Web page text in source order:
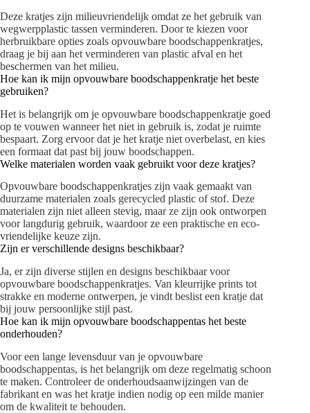
Deze kratjes zijn milieuvriendelijk omdat ze het gebruik van
wegwerpplastic tassen verminderen. Door te kiezen voor
herbruikbare opties zoals opvouwbare boodschappenkratjes,
draag je bij aan het verminderen van plastic afval en het
beschermen van het milieu.
Hoe kan ik mijn opvouwbare boodschappenkratje het beste
gebruiken?
Het is belangrijk om je opvouwbare boodschappenkratje goed
op te vouwen wanneer het niet in gebruik is, zodat je ruimte
bespaart. Zorg ervoor dat je het kratje niet overbelast, en kies
een formaat dat past bij jouw boodschappen.
Welke materialen worden vaak gebruikt voor deze kratjes?
Opvouwbare boodschappenkratjes zijn vaak gemaakt van
duurzame materialen zoals gerecycled plastic of stof. Deze
materialen zijn niet alleen stevig, maar ze zijn ook ontworpen
voor langdurig gebruik, waardoor ze een praktische en eco-
vriendelijke keuze zijn.
Zijn er verschillende designs beschikbaar?
Ja, er zijn diverse stijlen en designs beschikbaar voor
opvouwbare boodschappenkratjes. Van kleurrijke prints tot
strakke en moderne ontwerpen, je vindt beslist een kratje dat
bij jouw persoonlijke stijl past.
Hoe kan ik mijn opvouwbare boodschappentas het beste
onderhouden?
Voor een lange levensduur van je opvouwbare
boodschappentas, is het belangrijk om deze regelmatig schoon
te maken. Controleer de onderhoudsaanwijzingen van de
fabrikant en was het kratje indien nodig op een milde manier
om de kwaliteit te behouden.